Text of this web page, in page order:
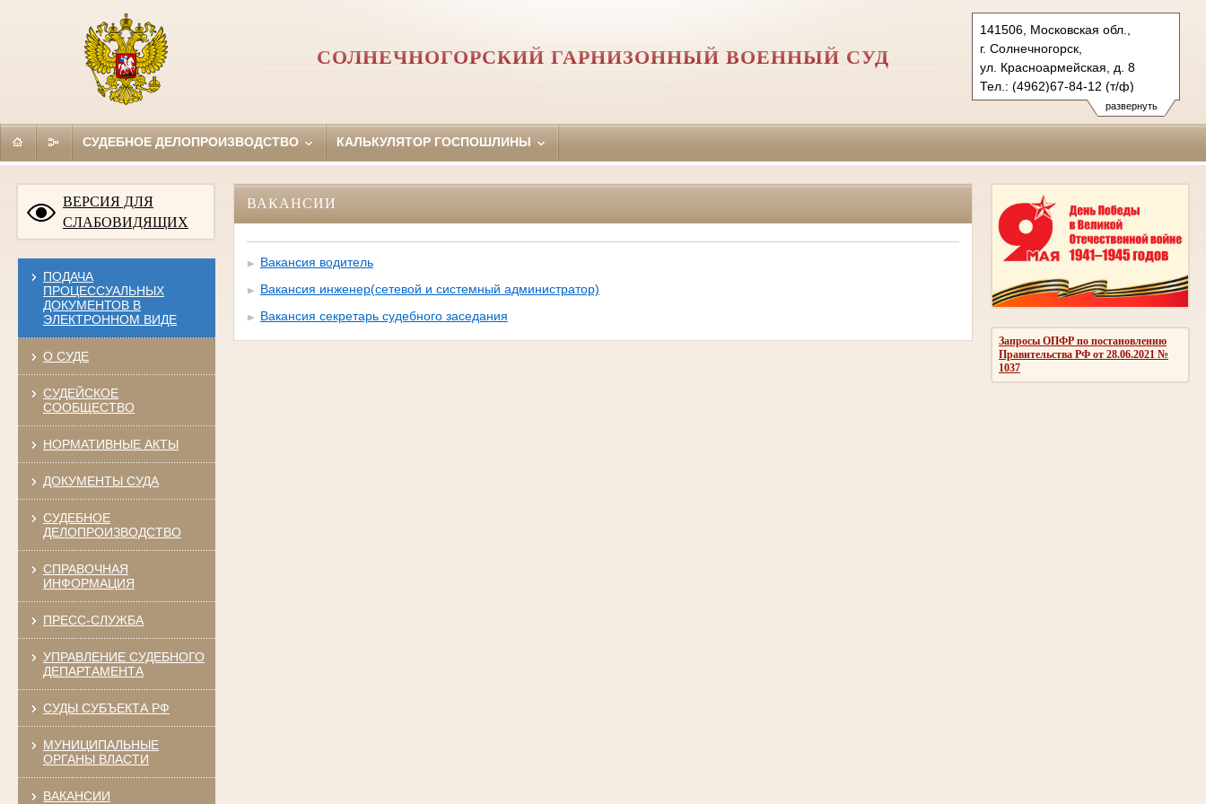
развернуть
141506, Московская обл.,
г. Солнечногорск,
ул. Красноармейская, д. 8
Тел.: (4962)67-84-12 (т/ф)
(4962)67-84-13
(4962)67-84-14
СОЛНЕЧНОГОРСКИЙ ГАРНИЗОННЫЙ ВОЕННЫЙ СУД
СУДЕБНОЕ ДЕЛОПРОИЗВОДСТВО КАЛЬКУЛЯТОР ГОСПОШЛИНЫ
ВЕРСИЯ ДЛЯ
СЛАБОВИДЯЩИХ
ПОДАЧА
ПРОЦЕССУАЛЬНЫХ
ДОКУМЕНТОВ В
ЭЛЕКТРОННОМ ВИДЕ
О СУДЕ
СУДЕЙСКОЕ
СООБЩЕСТВО
НОРМАТИВНЫЕ АКТЫ
ДОКУМЕНТЫ СУДА
СУДЕБНОЕ
ДЕЛОПРОИЗВОДСТВО
СПРАВОЧНАЯ
ИНФОРМАЦИЯ
ПРЕСС-СЛУЖБА
УПРАВЛЕНИЕ СУДЕБНОГО
ДЕПАРТАМЕНТА
СУДЫ СУБЪЕКТА РФ
МУНИЦИПАЛЬНЫЕ
ОРГАНЫ ВЛАСТИ
ВАКАНСИИ
Запросы ОПФР по постановлению
Правительства РФ от 28.06.2021 №
1037
ВАКАНСИИ
Вакансия водитель
Вакансия инженер(сетевой и системный администратор)
Вакансия секретарь судебного заседания